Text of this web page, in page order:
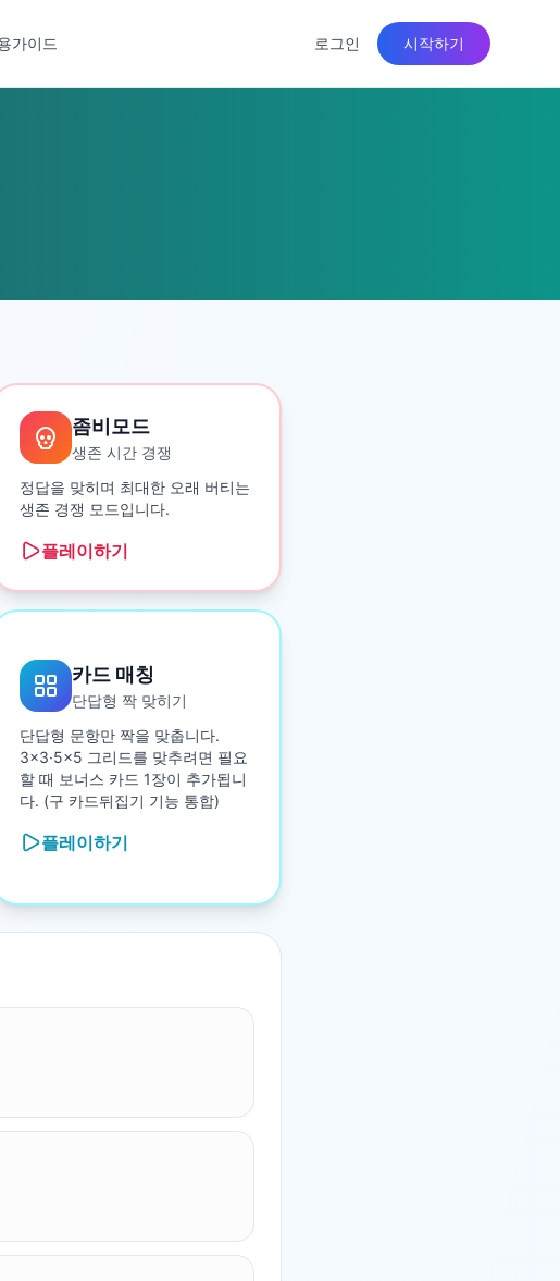
가이드 로그인 시작하기
좀비모드
생존 시간 경쟁
정답을 맞히며 최대한 오래 버티는
생존 경쟁 모드입니다.
플레이하기
카드 매칭
단답형 짝 맞히기
단답형 문항만 짝을 맞춥니다.
3×3·5×5 그리드를 맞추려면 필요
할 때 보너스 카드 1장이 추가됩니
다. (구 카드뒤집기 기능 통합)
플레이하기